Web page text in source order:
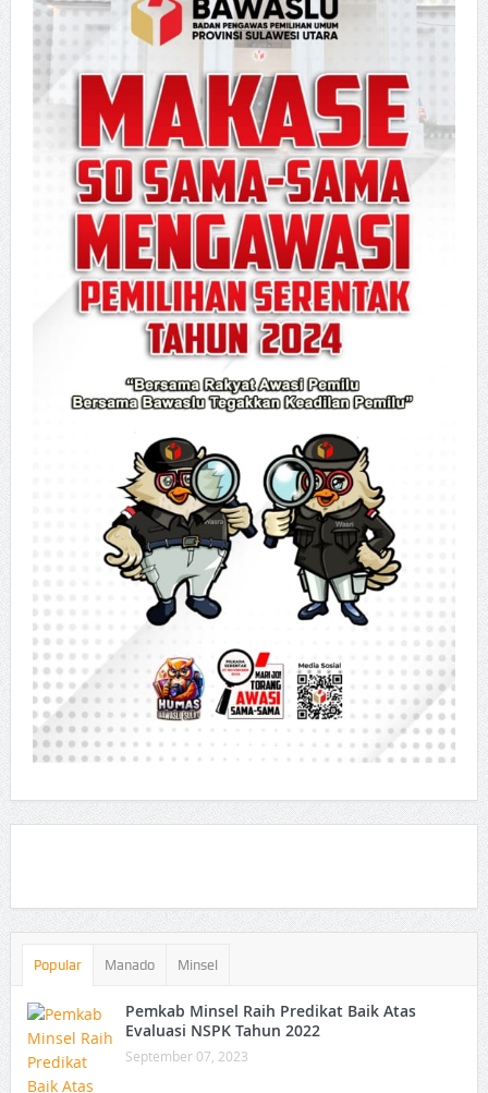
Popular Manado Minsel
Pemkab Minsel Raih Predikat Baik Atas
Evaluasi NSPK Tahun 2022
September 07, 2023